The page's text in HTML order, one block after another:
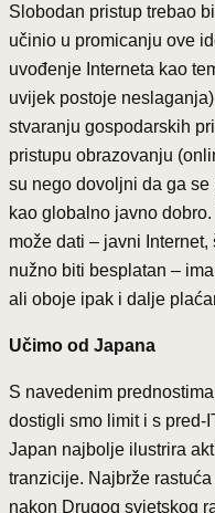
Slobodan pristup trebao
učinio u promicanju ove
uvođenje Interneta kao
uvijek postoje
stvaranju gospodarskih
pristupu obrazovanju
su nego dovoljni da ga
kao globalno javno
može dati – javni
nužno biti besplatan –
ali oboje ipak i dalje
Učimo od Japana
S navedenim
dostigli smo limit i s pred-
Japan najbolje ilustrira
tranzicije. Najbrže
nakon Drugog svjetskog